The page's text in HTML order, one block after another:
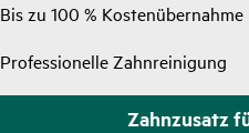
Zutreffend
Bis zu 100 % Kostenübernahme
Zutreffend
Professionelle Zahnreinigung
Zahnzusatz